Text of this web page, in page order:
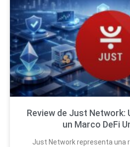
Review de Just Network:
un Marco DeFi
Just Network representa una